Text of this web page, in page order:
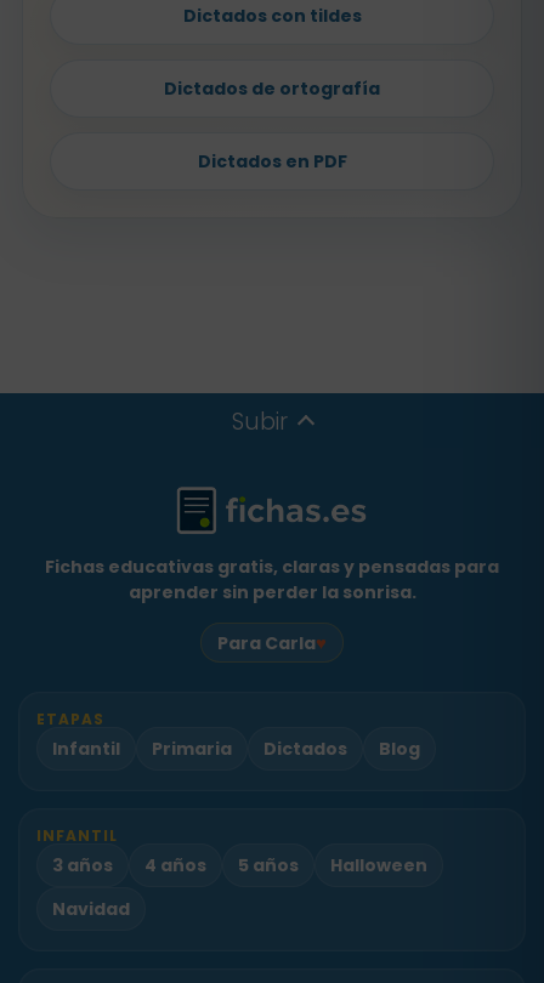
Dictados con tildes
Dictados de ortografía
Dictados en PDF
Subir
Fichas educativas gratis, claras y pensadas para
aprender sin perder la sonrisa.
Para Carla♥
ETAPAS
Infantil Primaria Dictados Blog
INFANTIL
3 años 4 años 5 años
Halloween
Navidad